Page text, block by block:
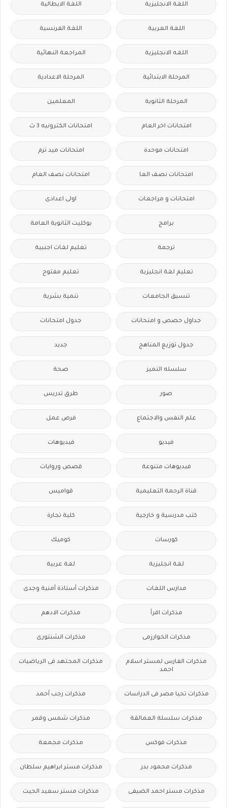
اللغة الانجليزية اللغة الايطالية
اللغة العربية اللغة الفرنسية
اللغه الانجليزية المراجعة النهائية
المرحلة الابتدائية المرحلة الاعدادية
المرحلة الثانوية المعلمين
امتحانات اخر العام امتحانات الكترونيه 3 ث
امتحانات موحدة امتحانات ميد ترم
امتحانات نصف العا امتحانات نصف العام
امتحانات و مراجعات اولى اعدادى
برامج بوكليت الثانوية العامة
ترجمة تعليم لغات اجنبية
تعليم لغة انجليزية تعليم مفتوح
تنسيق الجامعات تنمية بشرية
جداول حصص و امتحانات جدول امتحانات
جدول توزيع المناهج جديد
سلسله التميز صحة
صور طرق تدريس
علم النفس والاجتماع فرص عمل
فيديو فيديوهات
فيديوهات متنوعة قصص وروايات
قناة الرحمة التعليمية قواميس
كتب مدرسية و خارجية كلية تجارة
كورسات كوميك
لغة انجليزية لغة عربية
مدارس اللغات مذكرات أستاذة أمنية وجدى
مذكرات اقرأ مذكرات الادهم
مذكرات الخوارزمى مذكرات الشنتورى
مذكرات الفارس لمستر اسلام
احمد
مذكرات المجتهد فى الرياضيات
مذكرات تحيا مصر فى الدراسات مذكرات رجب أحمد
مذكرات سلسلة العمالقة مذكرات شمس وقمر
مذكرات فوكس مذكرات مجمعة
مذكرات محمود بدر مذكرات مستر ابراهيم سلطان
مذكرات مستر احمد الضيفى مذكرات مستر سعيد الحيت